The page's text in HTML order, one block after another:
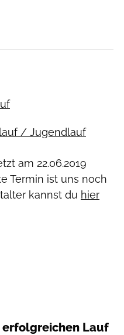
/ Jugendlauf
am 22.06.2019
Termin ist uns noch
kannst du hier
erfolgreichen Lauf